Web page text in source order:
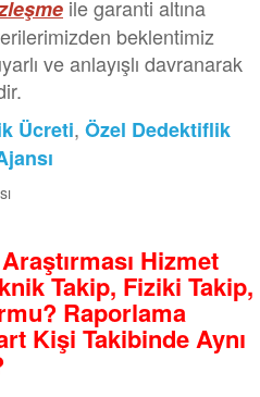
ile garanti altına
beklentimiz
ve anlayışlı davranarak
Ücreti, Özel Dedektiflik
Hizmet
Takip, Fiziki Takip,
Raporlama
Kişi Takibinde Aynı